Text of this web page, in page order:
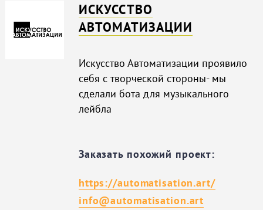
ИСКУССТВО
АВТОМАТИЗАЦИИ
Искусство Автоматизации проявило
себя с творческой стороны- мы
сделали бота для музыкального
лейбла
Заказать похожий проект:
https://automatisation.art/
info@automatisation.art